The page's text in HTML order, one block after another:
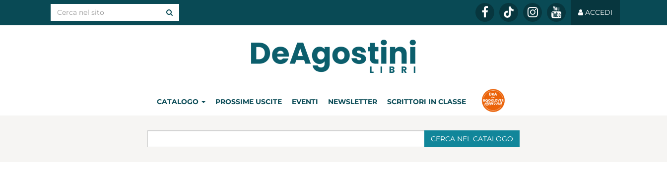
ACCEDI
CATALOGO PROSSIME USCITE EVENTI NEWSLETTER SCRITTORI IN CLASSE
CERCA NEL CATALOGO